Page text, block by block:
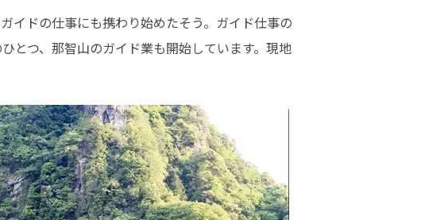
イドの仕事にも携わり始めたそう。ガイド仕事の
とつ、那智山のガイド業も開始しています。現地